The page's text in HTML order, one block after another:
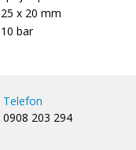
25 x 20 mm
10 bar
Telefon
0908 203 294